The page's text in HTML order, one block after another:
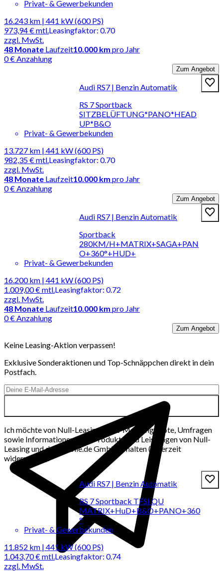
Privat- & Gewerbekunden
16.243 km | 441 kW (600 PS)
973,94 €mtl.
zzgl. MwSt.
Leasingfaktor: 0.70
48 Monate Laufzeit10.000 km pro Jahr
0 € Anzahlung
Zum Angebot
Audi RS7 | Benzin Automatik
RS 7 Sportback
SITZBELÜFTUNG*PANO*HEAD
UP*B&O
Privat- & Gewerbekunden
13.727 km | 441 kW (600 PS)
982,35 €mtl.
zzgl. MwSt.
Leasingfaktor: 0.70
48 Monate Laufzeit10.000 km pro Jahr
0 € Anzahlung
Zum Angebot
Audi RS7 | Benzin Automatik
Sportback
280KM/H+MATRIX+SAGA+PAN
O+360°+HUD+
Privat- & Gewerbekunden
16.200 km | 441 kW (600 PS)
1.009,00 €mtl.
zzgl. MwSt.
Leasingfaktor: 0.72
48 Monate Laufzeit10.000 km pro Jahr
0 € Anzahlung
Zum Angebot
Keine Leasing-Aktion verpassen!
Exklusive Sonderaktionen und Top-Schnäppchen direkt in dein
Postfach.
Ich möchte von Null-Leasing per E-Mail Angebote, Umfragen
sowie Informationen über Produkte und Leistungen von Null-
Leasing und der mobile.de GmbH erhalten (jederzeit
widerrufbar).
Audi RS7 | Benzin Automatik
RS 7 Sportback TFSI QU
MATRIX+HuD+B&O+PANO+360
°
Privat- & Gewerbekunden
11.852 km | 441 kW (600 PS)
1.043,70 €mtl.
zzgl. MwSt.
Leasingfaktor: 0.74